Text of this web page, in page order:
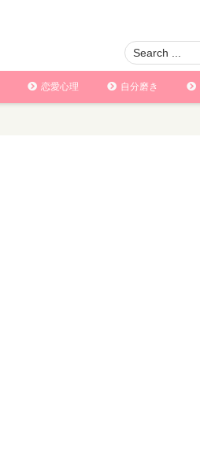
恋愛心理 自分磨き